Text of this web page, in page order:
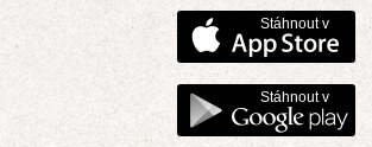
Stáhnout v
Stáhnout v